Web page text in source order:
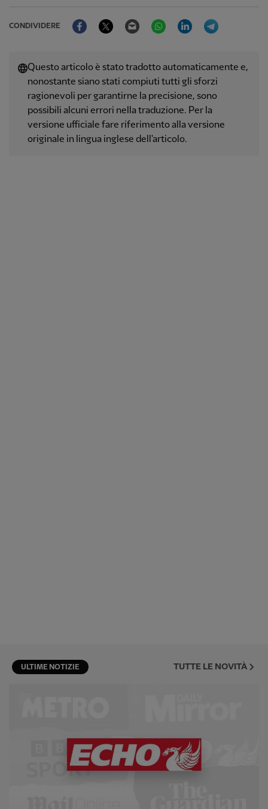
CONDIVIDERE
FacebookTwitter Email WhatsAppLinkedIn
Questo articolo è stato tradotto automaticamente e,
nonostante siano stati compiuti tutti gli sforzi
ragionevoli per garantirne la precisione, sono
possibili alcuni errori nella traduzione. Per la
versione ufficiale fare riferimento alla versione
originale in lingua inglese dell'articolo.
ULTIME NOTIZIE TUTTE LE NOVITÀ